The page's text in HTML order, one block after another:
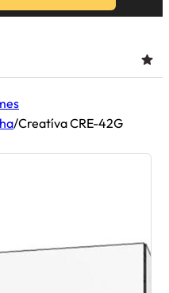
/Creatíva CRE-42G